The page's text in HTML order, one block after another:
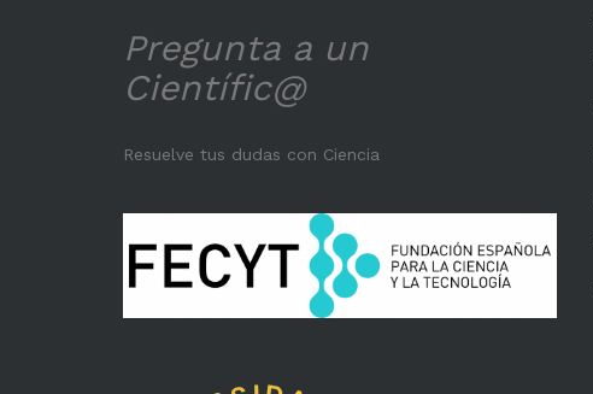
Pregunta a un
Científic@
Resuelve tus dudas con Ciencia